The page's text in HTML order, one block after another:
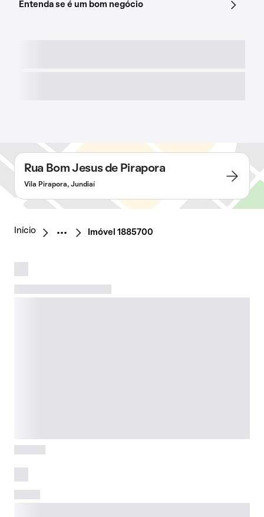
Entenda se é um bom negócio
Rua Bom Jesus de Pirapora
Vila Pirapora, Jundiaí
Início Imóvel 1885700